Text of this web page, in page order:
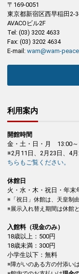
〒169-0051
東京都新宿区西早稲田2-
AVACOビル2F
Tel: (03) 3202 4633
Fax: (03) 3202 4634
E-mail: wam@wam-
利用案内
開館時間
金・土・日・月 13:00～
※2月11日、2月23日、4
ちらもご覧ください。
休館日
火・水・木・祝日・年末
※「祝日」休館は、天皇制
※展示入れ替え期間は休館
入館料（現金のみ）
18歳以上：500円
18歳未満：300円
小学生以下：無料
※障がいのある方の付添い